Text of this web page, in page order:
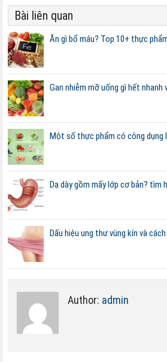
Bài liên quan
Ăn gì bổ máu? Top 10+ thực
Gan nhiễm mỡ uống gì hết nhanh
Một số thực phẩm có công dụng
Dạ dày gồm mấy lớp cơ bản? tìm
Dấu hiệu ung thư vùng kín và
Author: admin